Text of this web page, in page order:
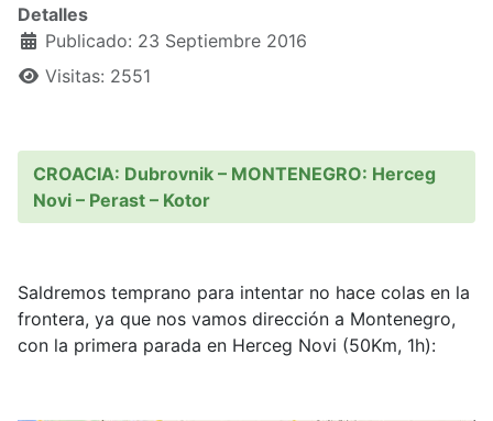
Detalles
Publicado: 23 Septiembre 2016
Visitas: 2551
CROACIA: Dubrovnik – MONTENEGRO: Herceg
Novi – Perast – Kotor
Saldremos temprano para intentar no hace colas en la
frontera, ya que nos vamos dirección a Montenegro,
con la primera parada en Herceg Novi (50Km, 1h):